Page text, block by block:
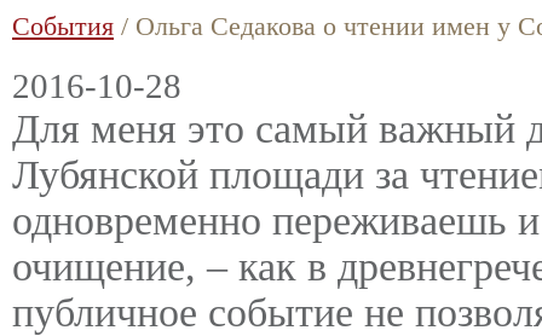
События / Ольга Седакова о чтении имен у
2016-10-28
Для меня это самый важный
Лубянской площади за
одновременно переживаешь
очищение, – как в
публичное событие не